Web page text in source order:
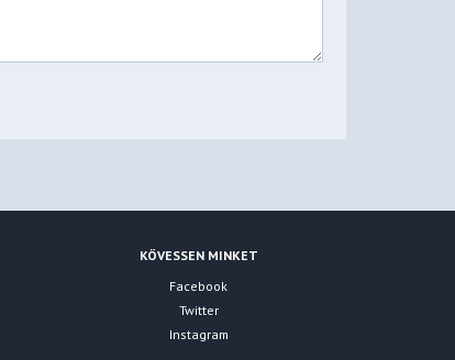
KÖVESSEN MINKET
Facebook
Twitter
Instagram